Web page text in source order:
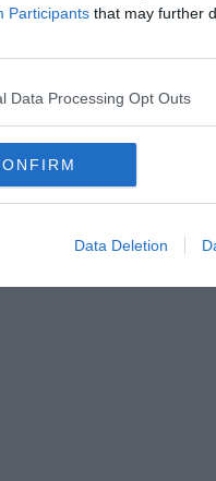
Participants that may further
Data Processing Opt Outs
Data Deletion